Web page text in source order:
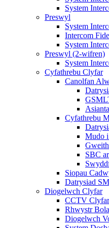
System
Preswyl
System
Intercom
System
Preswyl (2-wifren)
System
Cyfathrebu Clyfar
Canolfan
Cyfathrebu
Mudo
SBC
Siopau
Datrysiad
Diogelwch Clyfar
CCTV Clyfar
Rhwystr
Diogelwch